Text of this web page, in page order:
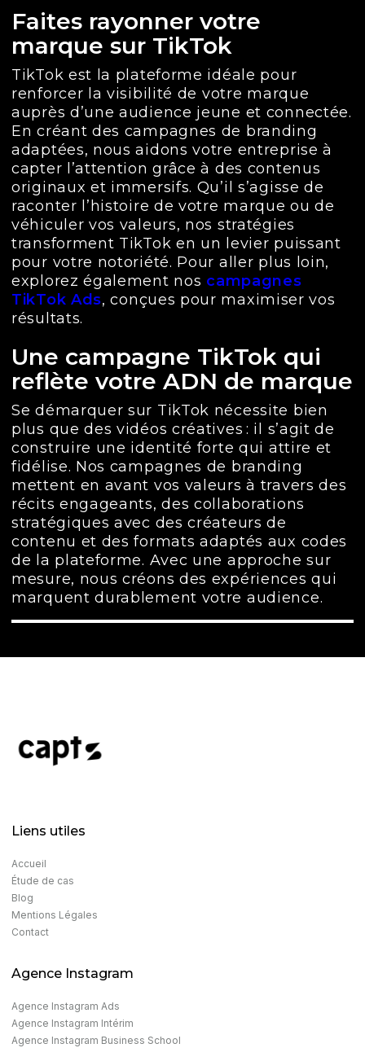
Faites rayonner votre
marque sur TikTok
TikTok est la plateforme idéale pour
renforcer la visibilité de votre marque
auprès d’une audience jeune et connectée.
En créant des campagnes de branding
adaptées, nous aidons votre entreprise à
capter l’attention grâce à des contenus
originaux et immersifs. Qu’il s’agisse de
raconter l’histoire de votre marque ou de
véhiculer vos valeurs, nos stratégies
transforment TikTok en un levier puissant
pour votre notoriété. Pour aller plus loin,
explorez également nos campagnes
TikTok Ads, conçues pour maximiser vos
résultats.
Une campagne TikTok qui
reflète votre ADN de marque
Se démarquer sur TikTok nécessite bien
plus que des vidéos créatives : il s’agit de
construire une identité forte qui attire et
fidélise. Nos campagnes de branding
mettent en avant vos valeurs à travers des
récits engageants, des collaborations
stratégiques avec des créateurs de
contenu et des formats adaptés aux codes
de la plateforme. Avec une approche sur
mesure, nous créons des expériences qui
marquent durablement votre audience.
Liens utiles
Accueil
Étude de cas
Blog
Mentions Légales
Contact
Agence Instagram
Agence Instagram Ads​
Agence Instagram Intérim
Agence Instagram Business School